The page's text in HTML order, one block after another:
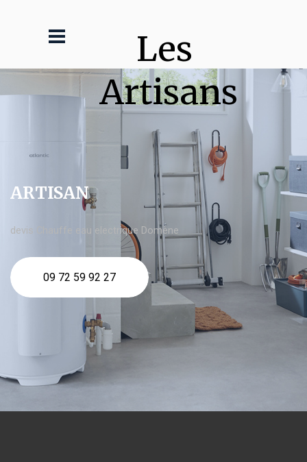
Les
Artisans
ARTISAN
devis Chauffe eau electrique Domène
09 72 59 92 27